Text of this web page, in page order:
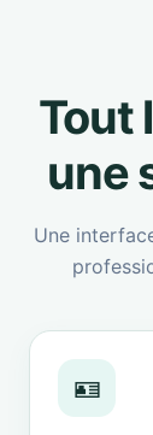
Tout
une
Une
🪪